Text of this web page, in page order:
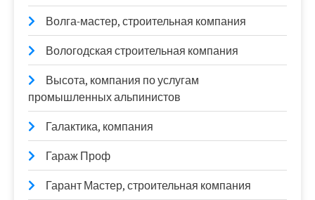
Волга-мастер, строительная компания
Вологодская строительная компания
Высота, компания по услугам
промышленных альпинистов
Галактика, компания
Гараж Проф
Гарант Мастер, строительная компания